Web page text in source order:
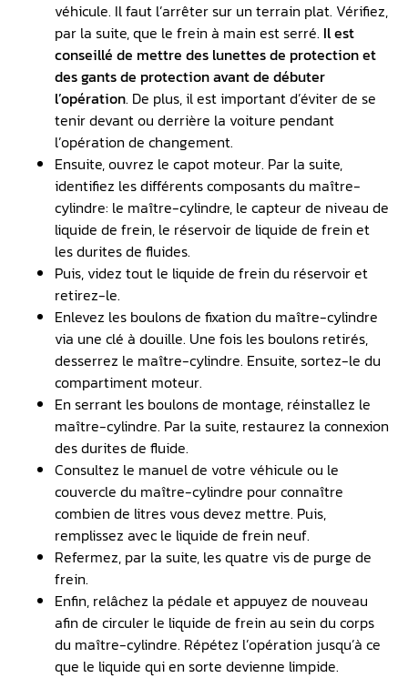
véhicule. Il faut l’arrêter sur un terrain plat. Vérifiez,
par la suite, que le frein à main est serré. Il est
conseillé de mettre des lunettes de protection et
des gants de protection avant de débuter
l’opération. De plus, il est important d’éviter de se
tenir devant ou derrière la voiture pendant
l’opération de changement.
Ensuite, ouvrez le capot moteur. Par la suite,
identifiez les différents composants du maître-
cylindre: le maître-cylindre, le capteur de niveau de
liquide de frein, le réservoir de liquide de frein et
les durites de fluides.
Puis, videz tout le liquide de frein du réservoir et
retirez-le.
Enlevez les boulons de fixation du maître-cylindre
via une clé à douille. Une fois les boulons retirés,
desserrez le maître-cylindre. Ensuite, sortez-le du
compartiment moteur.
En serrant les boulons de montage, réinstallez le
maître-cylindre. Par la suite, restaurez la connexion
des durites de fluide.
Consultez le manuel de votre véhicule ou le
couvercle du maître-cylindre pour connaître
combien de litres vous devez mettre. Puis,
remplissez avec le liquide de frein neuf.
Refermez, par la suite, les quatre vis de purge de
frein.
Enfin, relâchez la pédale et appuyez de nouveau
afin de circuler le liquide de frein au sein du corps
du maître-cylindre. Répétez l’opération jusqu’à ce
que le liquide qui en sorte devienne limpide.